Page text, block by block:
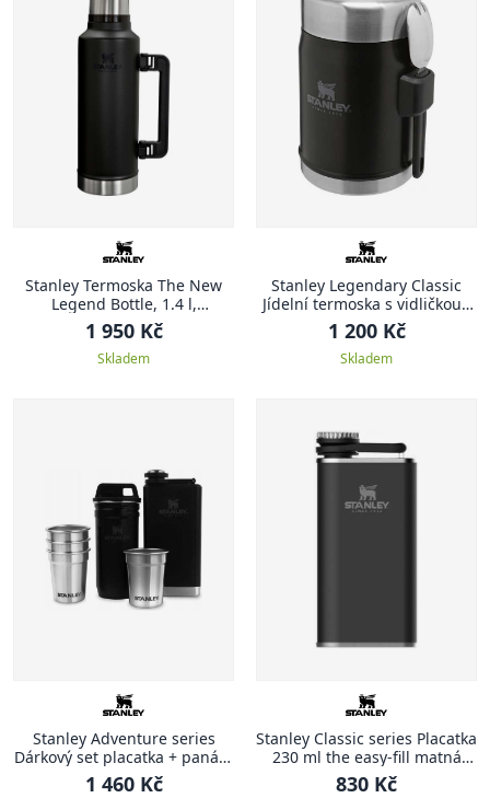
Stanley Termoska The New
Legend Bottle, 1.4 l,
Hammertone Black
1 950 Kč
Skladem
Stanley Legendary Classic
Jídelní termoska s vidličkou ,
400 ml, Matte Black
1 200 Kč
Skladem
Stanley Adventure series
Dárkový set placatka + panáky
matná černá ADVENTURE
1 460 Kč
Stanley Classic series Placatka
230 ml the easy-fill matná
černá CLASSIC
830 Kč